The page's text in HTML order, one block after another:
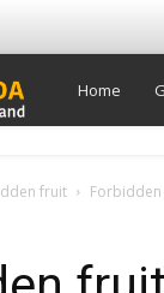
Super
Home
fruit